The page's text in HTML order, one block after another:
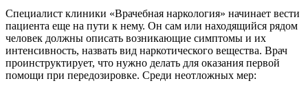
Специалист клиники «Врачебная наркология» начинает вести
пациента еще на пути к нему. Он сам или находящийся рядом
человек должны описать возникающие симптомы и их
интенсивность, назвать вид наркотического вещества. Врач
проинструктирует, что нужно делать для оказания первой
помощи при передозировке. Среди неотложных мер: